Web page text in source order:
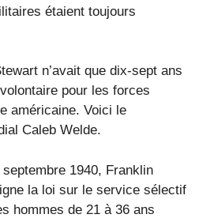
étaient toujours
n’avait que dix-sept ans
pour les forces
américaine. Voici le
Caleb Welde.
1940, Franklin
la loi sur le service sélectif
hommes de 21 à 36 ans